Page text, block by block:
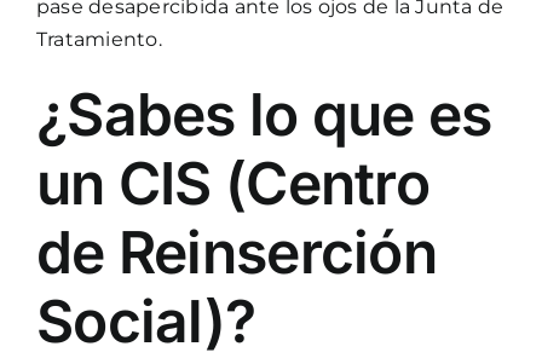
pase desapercibida ante los ojos de la Junta de
Tratamiento.
¿Sabes lo que es
un CIS (Centro
de Reinserción
Social)?